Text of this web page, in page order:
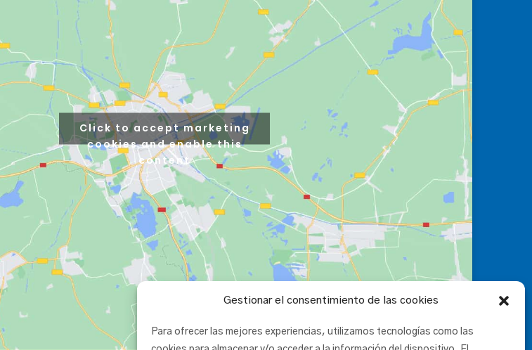
Gestionar el consentimiento de las cookies
Para ofrecer las mejores experiencias, utilizamos tecnologías como las
Click to accept marketing
cookies and enable this
content